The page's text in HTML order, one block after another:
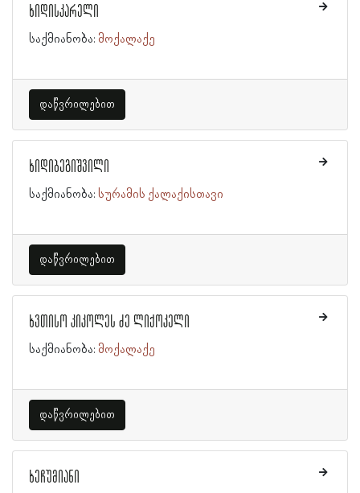
ხიდისკარელი
საქმიანობა: მოქალაქე
დაწვრილებით
ხიდიბეგიშვილი
საქმიანობა: სურამის ქალაქისთავი
დაწვრილებით
ხვთისო კიკოლეს ძე ლიქოკელი
საქმიანობა: მოქალაქე
დაწვრილებით
ხეჩუმიანი